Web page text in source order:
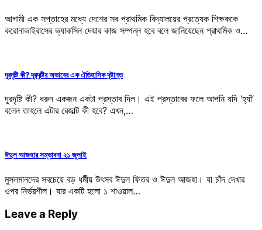
আগামী এক সপ্তাহের মধ্যে দেশের সব প্রাথমিক বিদ্যালয়ের প্রত্যেক শিক্ষককে
করোনাভাইরাসের ভ্যাকসিন দেয়ার কাজ সম্পন্ন হবে বলে জানিয়েছেন প্রাথমিক ও…
দূরদৃষ্টি কী? দূরদৃষ্টির অভাবের এক ঐতিহাসিক দৃষ্টান্ত
দূরদৃষ্টি কী? ধরুন একজন একটা প্রস্তাব দিল। এই প্রস্তাবের ফলে আপনি যদি ‘হ্যাঁ’
বলেন তাহলে এটার রেজাল্ট কী হবে? এখন,…
ঈদুল আজহার সম্ভাবনা ২১ জুলাই
মুসলমানদের সবচেয়ে বড় ধর্মীয় উৎসব ঈদুল ফিতর ও ঈদুল আজহা। যা চাঁদ দেখার
ওপর নির্ভরশীল। যার একটি হলো ১ শাওয়াল…
Leave a Reply